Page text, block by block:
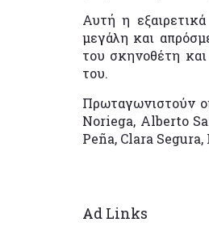
Αυτή η
μεγάλη και
του σκηνοθέτη
του.
Πρωταγωνιστούν
Noriega, Alberto
Peña, Clara
Ad Links